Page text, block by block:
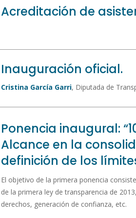
Acreditación de
Inauguración oficial.
Cristina García Garri, Diputada de
Ponencia inaugural:
Alcance en la
definición de los
El objetivo de la primera ponencia
de la primera ley de transparencia de
derechos, generación de confianza, etc.